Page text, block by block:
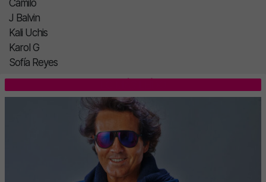
Camilo
J Balvin
Kali Uchis
Karol G
Sofía Reyes